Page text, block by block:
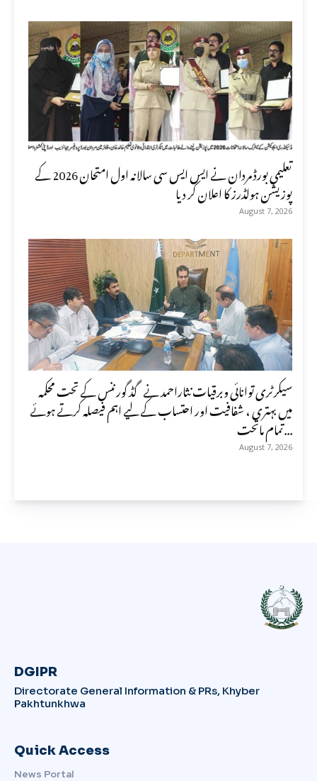
تعلیمی بورڈ مردان نے ایس ایس سی سالانہ اول امتحان 2026 کے
پوزیشن ہولڈرز کا اعلان کر دیا
August 7, 2026
سیکرٹری توانائی وبرقیات نثاراحمد نے گڈ گورننس کے تحت محکمہ
میں بہتری ، شفافیت اور احتساب کے لیے اہم فیصلہ کرتے ہوئے
تمام ماتحت...
August 7, 2026
DGIPR
Directorate General Information & PRs, Khyber
Pakhtunkhwa
Quick Access
News Portal